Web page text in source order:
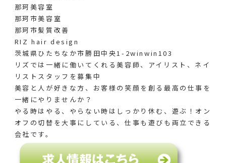
那珂美容室
那珂市美容室
那珂市髪質改善
RIZ hair design
茨城県ひたちなか市勝田中央1-2winwin103
リズでは一緒に働いてくれる美容師、アイリスト、ネイ
リストスタッフを募集中
美容と人が好きな方、お客様の笑顔を創る最高の仕事を
一緒にやりませんか？
やる時はやる、やらない時はしっかり休む、遊ぶ！オン
オフの切替を大事にしている、仕事も遊びも両立できる
会社です。